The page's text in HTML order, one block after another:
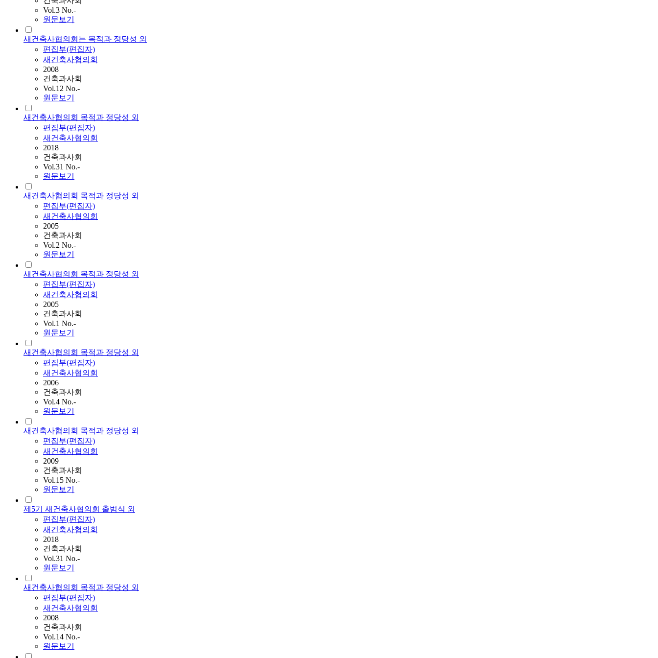
Vol.3 No.-
원문보기
새건축사협의회는 목적과 정당성 외
편집부(편집자)
새건축사협의회
2008
건축과사회
Vol.12 No.-
원문보기
새건축사협의회 목적과 정당성 외
편집부(편집자)
새건축사협의회
2018
건축과사회
Vol.31 No.-
원문보기
새건축사협의회 목적과 정당성 외
편집부(편집자)
새건축사협의회
2005
건축과사회
Vol.2 No.-
원문보기
새건축사협의회 목적과 정당성 외
편집부(편집자)
새건축사협의회
2005
건축과사회
Vol.1 No.-
원문보기
새건축사협의회 목적과 정당성 외
편집부(편집자)
새건축사협의회
2006
건축과사회
Vol.4 No.-
원문보기
새건축사협의회 목적과 정당성 외
편집부(편집자)
새건축사협의회
2009
건축과사회
Vol.15 No.-
원문보기
제5기 새건축사협의회 출범식 외
편집부(편집자)
새건축사협의회
2018
건축과사회
Vol.31 No.-
원문보기
새건축사협의회 목적과 정당성 외
편집부(편집자)
새건축사협의회
2008
건축과사회
Vol.14 No.-
원문보기